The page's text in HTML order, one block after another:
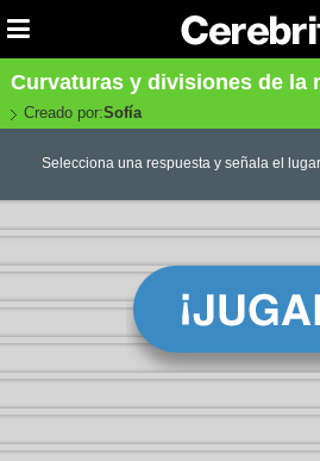
Curvaturas y divisiones de la
Creado por:Sofía
Selecciona una respuesta y señala el